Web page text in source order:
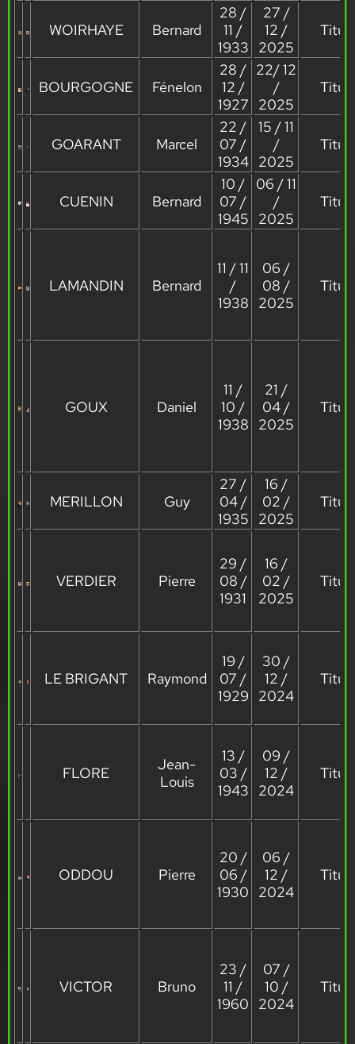
WOIRHAYE Bernard
28 /
11 /
1933
27 /
12 /
2025
BOURGOGNE Fénelon
28 /
12 /
1927
22/ 12
/
2025
GOARANT Marcel
22 /
07 /
1934
15 / 11
/
2025
CUENIN Bernard
10 /
07 /
1945
06 / 11
/
2025
LAMANDIN Bernard
11 / 11
/
1938
06 /
08 /
2025
GOUX Daniel
11 /
10 /
1938
21 /
04 /
2025
MERILLON Guy
27 /
04 /
1935
16 /
02 /
2025
VERDIER Pierre
29 /
08 /
1931
16 /
02 /
2025
LE BRIGANT Raymond
19 /
07 /
1929
30 /
12 /
2024
FLORE
Jean-
Louis
13 /
03 /
1943
09 /
12 /
2024
ODDOU Pierre
20 /
06 /
1930
06 /
12 /
2024
VICTOR Bruno
23 /
11 /
1960
07 /
10 /
2024